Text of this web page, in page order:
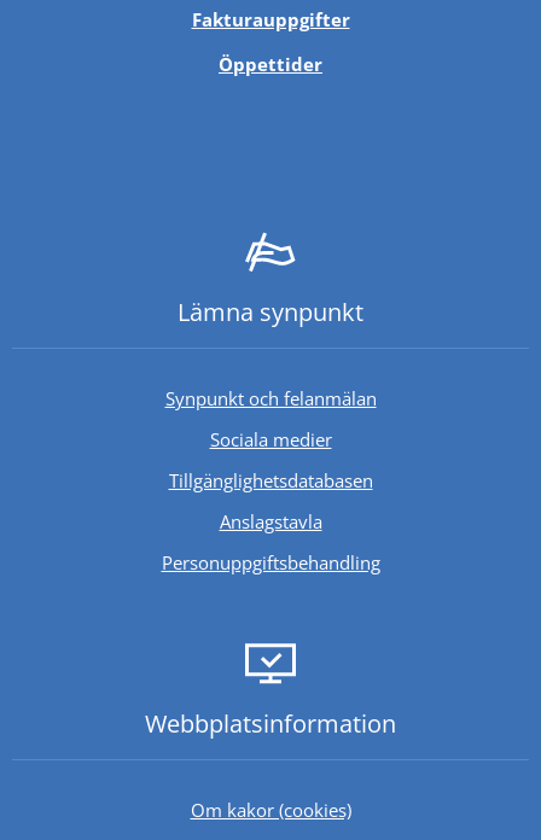
Fakturauppgifter
Öppettider
Lämna synpunkt
Synpunkt och felanmälan
Sociala medier
TillgänglighetsdatabasenLänk till annan
Anslagstavla
Personuppgiftsbehandling
Webbplats­information
Om kakor (cookies)